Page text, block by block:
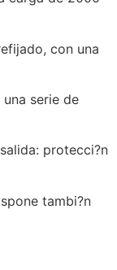
con una
serie de
protecci?n
tambi?n